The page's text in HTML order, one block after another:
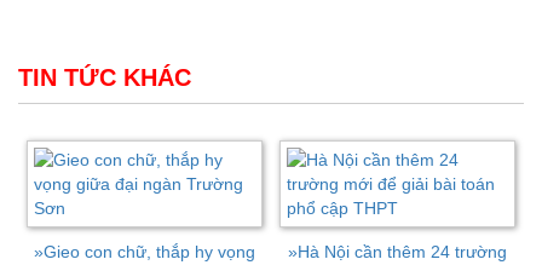
TIN TỨC KHÁC
»Gieo con chữ, thắp hy vọng
»Hà Nội cần thêm 24 trường